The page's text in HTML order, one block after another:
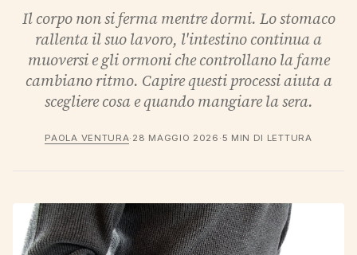
Il corpo non si ferma mentre dormi. Lo stomaco
rallenta il suo lavoro, l'intestino continua a
muoversi e gli ormoni che controllano la fame
cambiano ritmo. Capire questi processi aiuta a
scegliere cosa e quando mangiare la sera.
PAOLA VENTURA· 28 MAGGIO 2026 ·5 MIN DI LETTURA